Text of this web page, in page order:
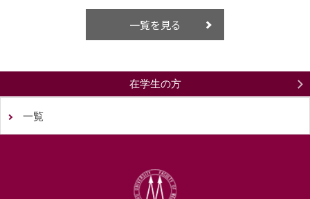
一覧を見る
在学生の方
一覧